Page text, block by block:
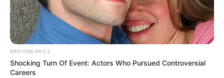
BRAINBERRIES
Shocking Turn Of Event: Actors Who Pursued Controversial
Careers